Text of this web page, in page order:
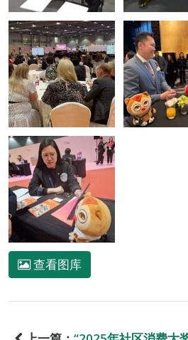
查看图库